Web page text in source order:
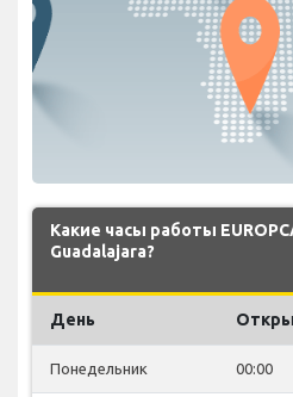
Какие часы работы
Guadalajara?
День
Понедельник 00:00